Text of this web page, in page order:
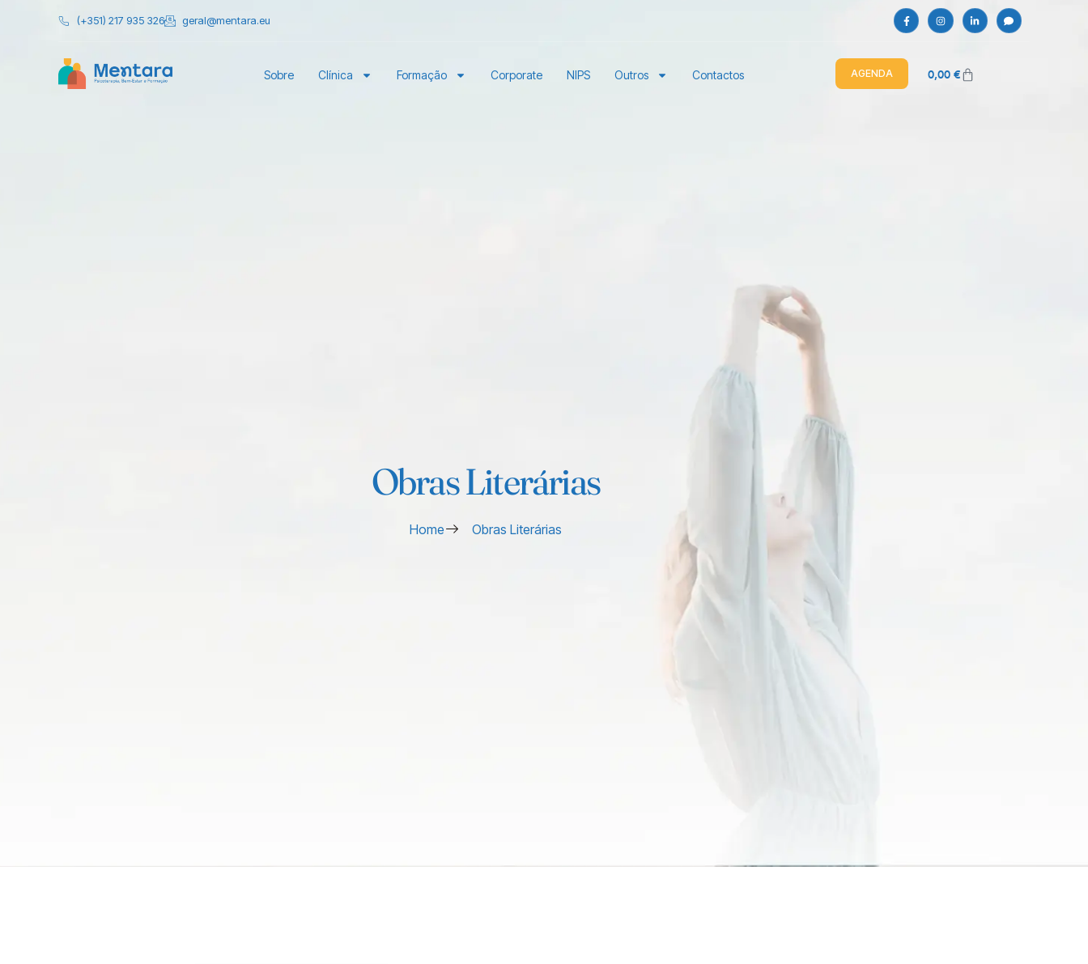
(+351) 217 935 326 geral@mentara.eu
Sobre Clínica Formação Corporate NIPS Outros Contactos AGENDA 0,00 €
Obras Literárias
Home Obras Literárias